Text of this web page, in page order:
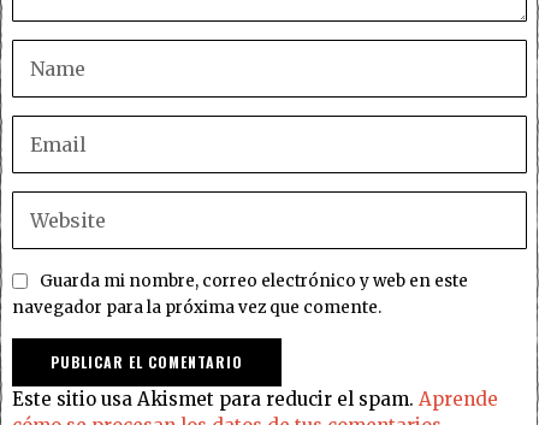
Guarda mi nombre, correo electrónico y web en este
navegador para la próxima vez que comente.
Este sitio usa Akismet para reducir el spam. Aprende